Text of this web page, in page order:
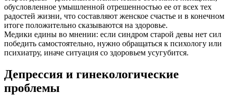
обусловленное умышленной отрешенностью ее от всех тех
радостей жизни, что составляют женское счастье и в конечном
итоге положительно сказываются на здоровье.
Медики едины во мнении: если синдром старой девы нет сил
победить самостоятельно, нужно обращаться к психологу или
психиатру, иначе ситуация со здоровьем усугубится.
Депрессия и гинекологические
проблемы